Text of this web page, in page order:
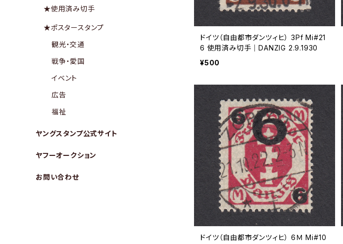
ドイツ（自由都市ダンツィヒ） 3Pf Mi#21
6 使用済み切手｜DANZIG 2.9.1930
¥500
ドイツ（自由都市ダンツィヒ） 6Ｍ Mi#10
★使用済み切手
★ポスタースタンプ
観光・交通
戦争・愛国
イベント
広告
福祉
ヤングスタンプ公式サイト
ヤフーオークション
お問い合わせ